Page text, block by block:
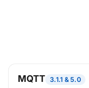
MQTT 3.1.1 & 5.0